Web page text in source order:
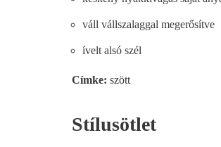
váll vállszalaggal megerősítve
ívelt alsó szél
Címke: szött
Stílusötlet